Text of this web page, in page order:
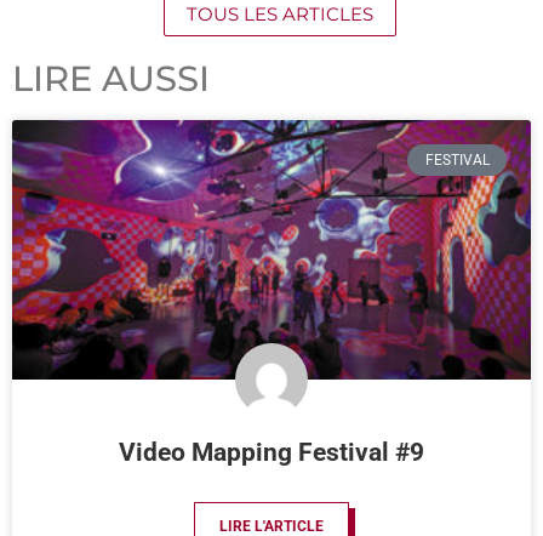
TOUS LES ARTICLES
LIRE AUSSI
FESTIVAL
Video Mapping Festival #9
LIRE L'ARTICLE